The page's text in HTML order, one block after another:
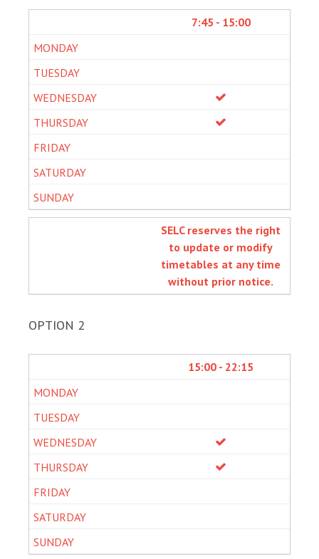
7:45 - 15:00
SELC reserves the right
to update or modify
timetables at any time
without prior notice.
OPTION 2
15:00 - 22:15